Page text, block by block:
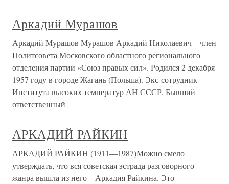
Аркадий Мурашов
Аркадий Мурашов Мурашов Аркадий Николаевич – член
Политсовета Московского областного регионального
отделения партии «Союз правых сил». Родился 2 декабря
1957 году в городе Жагань (Польша). Экс-сотрудник
Института высоких температур АН СССР. Бывший
ответственный
АРКАДИЙ РАЙКИН
АРКАДИЙ РАЙКИН (1911—1987)Можно смело
утверждать, что вся советская эстрада разговорного
жанра вышла из него – Аркадия Райкина. Это